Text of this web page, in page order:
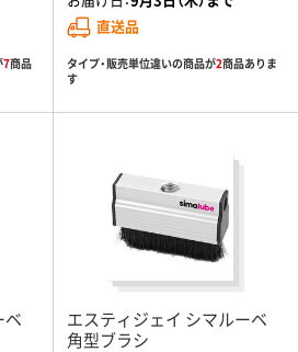
7商品
直送品
タイプ・販売単位違いの商品が2商品ありま
す
ベ
エスティジェイ シマルーベ
角型ブラシ